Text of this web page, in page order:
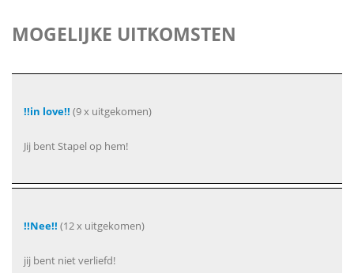
MOGELIJKE UITKOMSTEN
!!in love!! (9 x uitgekomen)
Jij bent Stapel op hem!
!!Nee!! (12 x uitgekomen)
jij bent niet verliefd!